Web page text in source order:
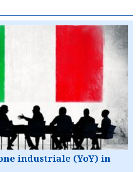
industriale (YoY) in